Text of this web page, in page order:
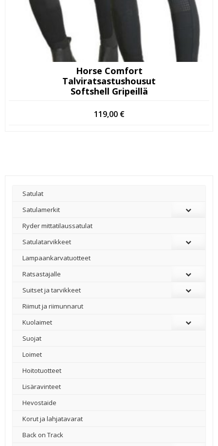
Horse Comfort
Talviratsastushousut
Softshell Gripeillä
119,00 €
Satulat
Satulamerkit
Ryder mittatilaussatulat
Satulatarvikkeet
–
Lampaankarvatuotteet
Ratsastajalle
Suitset ja tarvikkeet
Riimut ja riimunnarut
Kuolaimet
Suojat
Loimet
Hoitotuotteet
Lisäravinteet
Hevostaide
Korut ja lahjatavarat
Back on Track